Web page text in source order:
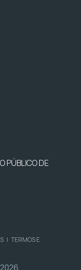
PÚBLICO DE
| TERMOS E